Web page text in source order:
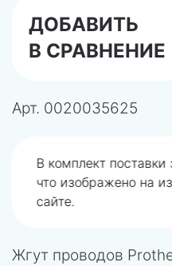
ДОБАВИТЬ
В СРАВНЕНИЕ
Арт. 0020035625
В комплект
что изображено на
сайте.
Жгут проводов